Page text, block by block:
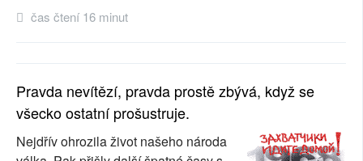
AUTOŘI
PŘÍSPĚVKY NA PROVOZ
SOCIÁLNÍ SÍTĚ
čas čtení 16 minut
Pravda nevítězí, pravda prostě zbývá, když se
všecko ostatní prošustruje.
Nejdřív ohrozila život našeho národa